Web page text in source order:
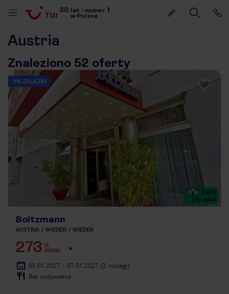
30 lat numer 1
w Polsce
Austria
Znaleziono 52 oferty
5% ZALICZKI
3.6/5
310 opinii
Boltzmann
AUSTRIA WIEDEŃ WIEDEŃ
273 ZŁ
OSOBA
05.01.2027 - 07.01.2027 (2 noclegi)
Bez wyżywienia